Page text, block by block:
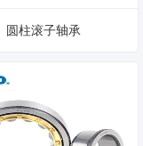
圆柱滚子轴承